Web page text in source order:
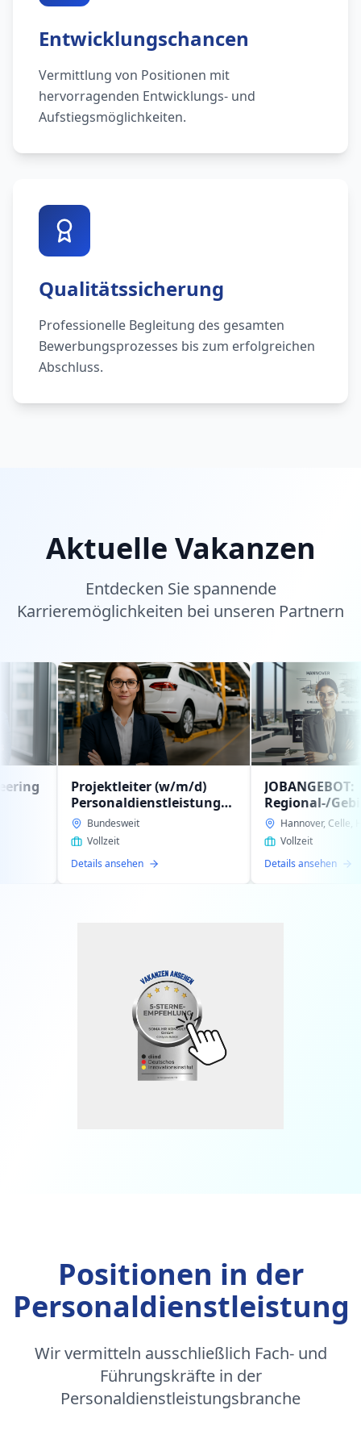
Entwicklungschancen
Vermittlung von Positionen mit
hervorragenden Entwicklungs- und
Aufstiegsmöglichkeiten.
Qualitätssicherung
Professionelle Begleitung des gesamten
Bewerbungsprozesses bis zum erfolgreichen
Abschluss.
Aktuelle Vakanzen
Entdecken Sie spannende
Karrieremöglichkeiten bei unseren Partnern
(w/m/d)
gesucht
JOBANGEBOT:
Regional-/Gebietsleitung
Personaldienstleistung
zur Expansion unseres
Auftraggebers gesucht
Hannover, Celle, Hildesheim
Positionen in der
Personaldienstleistung
Wir vermitteln ausschließlich Fach- und
Führungskräfte in der
Personaldienstleistungsbranche